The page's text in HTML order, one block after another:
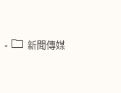
新聞傳媒